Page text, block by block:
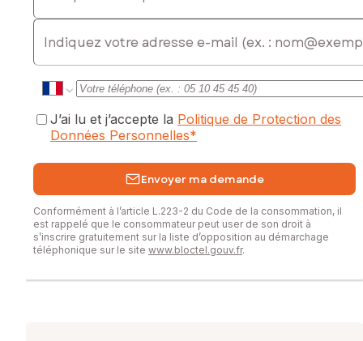
E-mail
J’ai lu et j’accepte la Politique de Protection des
Données Personnelles*
Envoyer ma demande
Conformément à l’article L.223-2 du Code de la consommation, il
est rappelé que le consommateur peut user de son droit à
s’inscrire gratuitement sur la liste d’opposition au démarchage
téléphonique sur le site www.bloctel.gouv.fr.